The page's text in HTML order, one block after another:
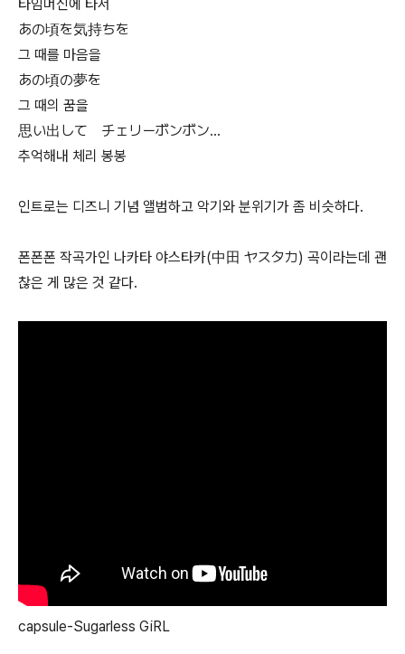
타임머신에 타서
あの頃を気持ちを
그 때를 마음을
あの頃の夢を
그 때의 꿈을
思い出して チェリーボンボン…
추억해내 체리 봉봉
인트로는 디즈니 기념 앨범하고 악기와 분위기가 좀 비슷하다.
폰폰폰 작곡가인 나카타 야스타카(中田 ヤスタカ) 곡이라는데 괜
찮은 게 많은 것 같다.
capsule-Sugarless GiRL